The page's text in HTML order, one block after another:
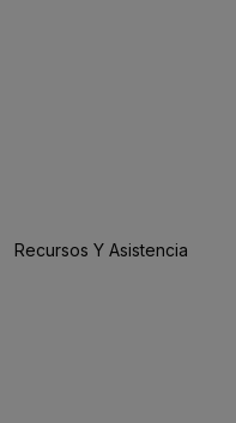
Recursos Y Asistencia